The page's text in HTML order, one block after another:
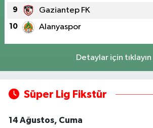
9 Gaziantep FK
10 Alanyaspor
Detaylar için tıklayın
Süper Lig Fikstür
14 Ağustos, Cuma